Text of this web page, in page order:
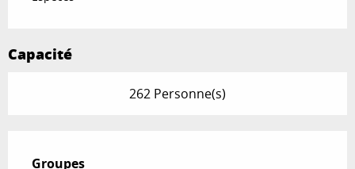
Capacité
262 Personne(s)
Groupes
Groupes